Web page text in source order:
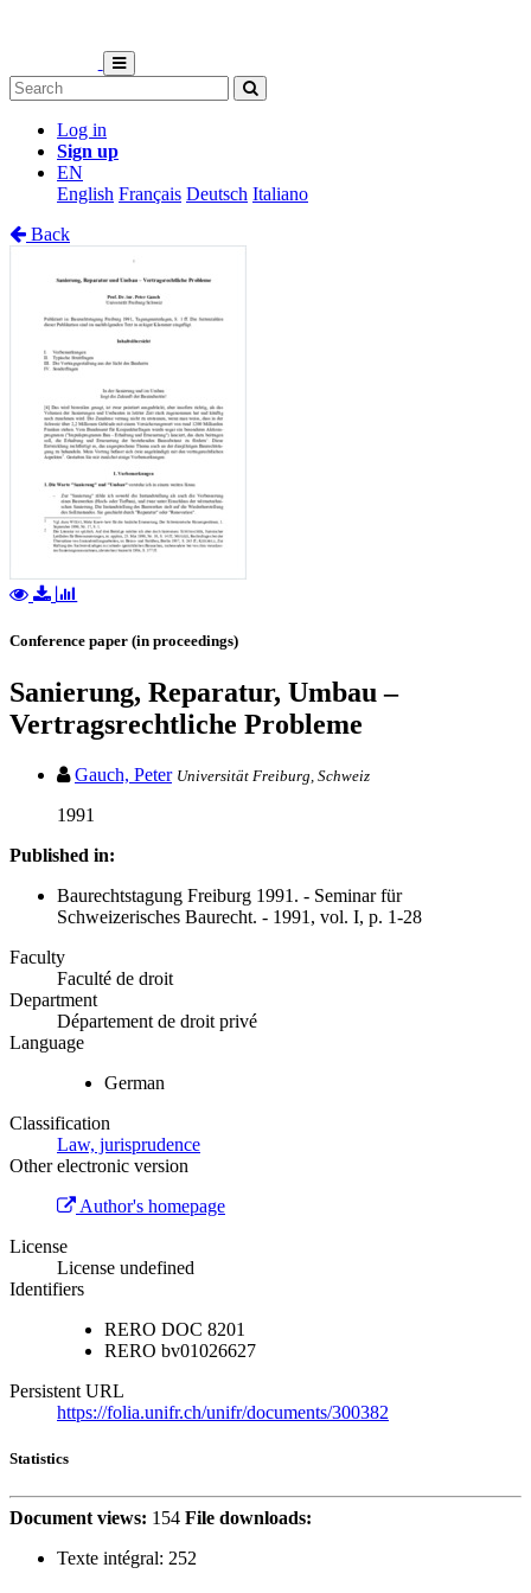
Log in
Sign up
EN
English Français Deutsch Italiano
Back
Conference paper (in proceedings)
Sanierung, Reparatur, Umbau –
Vertragsrechtliche Probleme
Gauch, Peter Universität Freiburg, Schweiz
1991
Published in:
Baurechtstagung Freiburg 1991. - Seminar für
Schweizerisches Baurecht. - 1991, vol. I, p. 1-28
Faculty
Faculté de droit
Department
Département de droit privé
Language
German
Classification
Law, jurisprudence
Other electronic version
Author's homepage
License
License undefined
Identifiers
RERO DOC 8201
RERO bv01026627
Persistent URL
https://folia.unifr.ch/unifr/documents/300382
Statistics
Document views: 154 File downloads:
Texte intégral: 252